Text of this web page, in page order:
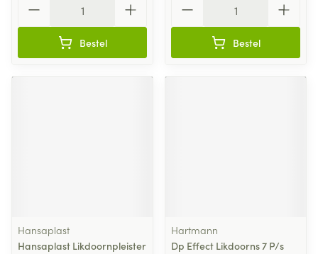
Bestel Bestel
Hansaplast
Hansaplast Likdoornpleister
Hartmann
Dp Effect Likdoorns 7 P/s